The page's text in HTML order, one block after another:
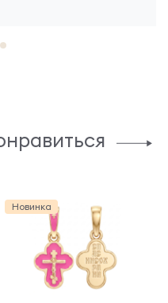
Новинка